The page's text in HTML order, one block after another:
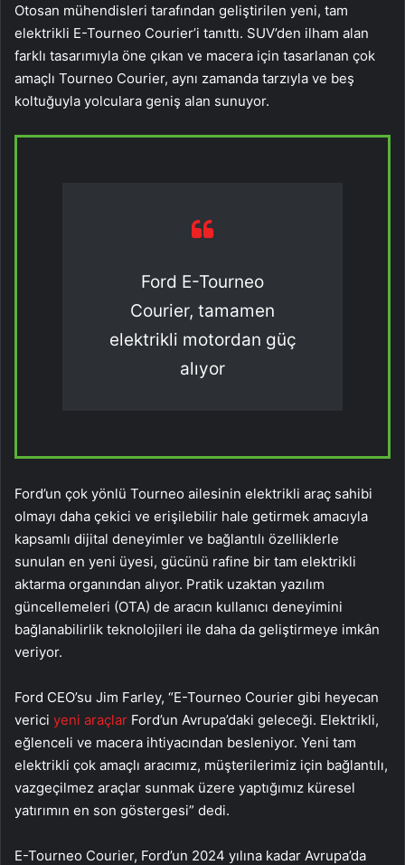
Otosan mühendisleri tarafından geliştirilen yeni, tam
elektrikli E-Tourneo Courier’i tanıttı. SUV’den ilham alan
farklı tasarımıyla öne çıkan ve macera için tasarlanan çok
amaçlı Tourneo Courier, aynı zamanda tarzıyla ve beş
koltuğuyla yolculara geniş alan sunuyor.
Ford E-Tourneo
Courier, tamamen
elektrikli motordan güç
alıyor
Ford’un çok yönlü Tourneo ailesinin elektrikli araç sahibi
olmayı daha çekici ve erişilebilir hale getirmek amacıyla
kapsamlı dijital deneyimler ve bağlantılı özelliklerle
sunulan en yeni üyesi, gücünü rafine bir tam elektrikli
aktarma organından alıyor. Pratik uzaktan yazılım
güncellemeleri (OTA) de aracın kullanıcı deneyimini
bağlanabilirlik teknolojileri ile daha da geliştirmeye imkân
veriyor.
Ford CEO’su Jim Farley, “E-Tourneo Courier gibi heyecan
verici yeni araçlar Ford’un Avrupa’daki geleceği. Elektrikli,
eğlenceli ve macera ihtiyacından besleniyor. Yeni tam
elektrikli çok amaçlı aracımız, müşterilerimiz için bağlantılı,
vazgeçilmez araçlar sunmak üzere yaptığımız küresel
yatırımın en son göstergesi” dedi.
E-Tourneo Courier, Ford’un 2024 yılına kadar Avrupa’da